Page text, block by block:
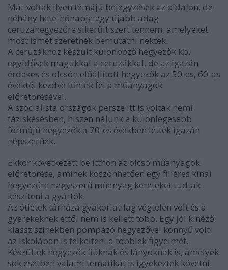
Már voltak ilyen témájú bejegyzések az oldalon, de
néhány hete-hónapja egy újabb adag
ceruzahegyezőre sikerült szert tennem, amelyeket
most ismét szeretnék bemutatni nektek.
A ceruzákhoz készült különböző hegyezők kb.
egyidősek magukkal a ceruzákkal, de az igazán
érdekes és olcsón előállított hegyezők az 50-es, 60-as
évektől kezdve tűntek fel a műanyagok
előretörésével.
A szocialista országok persze itt is voltak némi
fáziskésésben, hiszen nálunk a különlegesebb
formájú hegyezők a 70-es években lettek igazán
népszerűek.
Ekkor következett be itthon az olcsó műanyagok
előretörése, aminek köszönhetően egy filléres kínai
hegyezőre nagyszerű műanyag kereteket tudtak
készíteni a gyártók.
Az ötletek tárháza gyakorlatilag végtelen volt és a
gyerekeknek ettől nem is kellett több. Egy jól kinéző,
klassz színekben pompázó hegyezővel könnyű volt
az iskolában is felkelteni a többiek figyelmét.
Készültek hegyezők fiúknak és lányoknak is, amelyek
sok esetben valami tematikát is igyekeztek követni.